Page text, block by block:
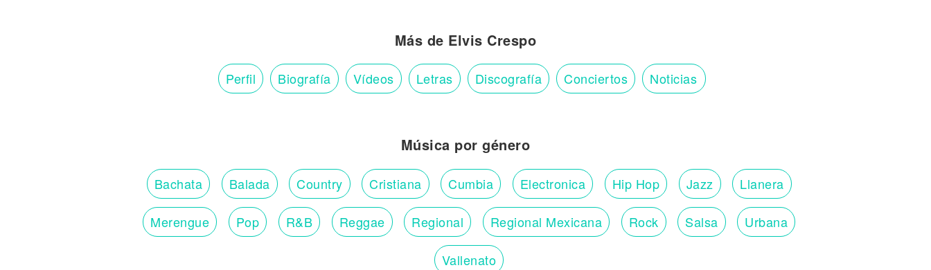
Más de Elvis Crespo
Perfil Biografía Vídeos Letras Discografía Conciertos Noticias
Música por género
Bachata Balada Country Cristiana Cumbia Electronica Hip Hop Jazz Llanera
Merengue Pop R&B Reggae Regional Regional Mexicana Rock Salsa Urbana
Vallenato